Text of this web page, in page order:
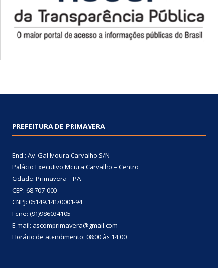
PREFEITURA DE PRIMAVERA
End.: Av. Gal Moura Carvalho S/N
Palácio Executivo Moura Carvalho – Centro
Cidade: Primavera – PA
CEP: 68.707-000
CNPJ: 05149.141/0001-94
Fone: (91)986034105
E-mail: ascomprimavera@gmail.com
Horário de atendimento: 08:00 às 14:00